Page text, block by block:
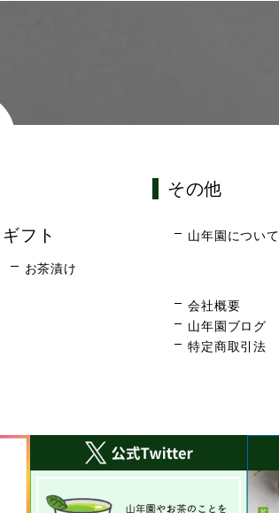
ギフト
お茶漬け
その他
山年園について
会社概要
山年園ブログ
特定商取引法